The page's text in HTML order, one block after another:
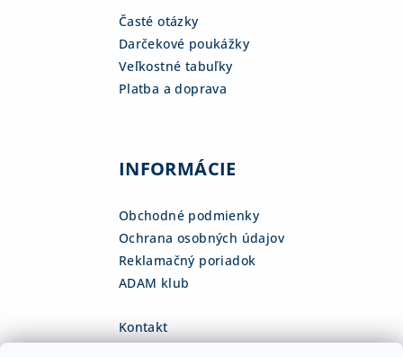
Časté otázky
Darčekové poukážky
Veľkostné tabuľky
Platba a doprava
INFORMÁCIE
Obchodné podmienky
Ochrana osobných údajov
Reklamačný poriadok
ADAM klub
Kontakt